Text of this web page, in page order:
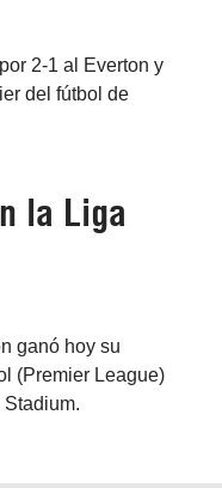
2-1 al Everton y
del fútbol de
la Liga
ganó hoy su
(Premier League)